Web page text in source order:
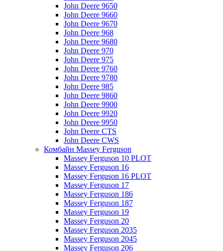
John Deere 9650
John Deere 9660
John Deere 9670
John Deere 968
John Deere 9680
John Deere 970
John Deere 975
John Deere 9760
John Deere 9780
John Deere 985
John Deere 9860
John Deere 9900
John Deere 9920
John Deere 9950
John Deere CTS
John Deere CWS
Комбайн Massey Ferguson
Massey Ferguson 10 PLOT
Massey Ferguson 16
Massey Ferguson 16 PLOT
Massey Ferguson 17
Massey Ferguson 186
Massey Ferguson 187
Massey Ferguson 19
Massey Ferguson 20
Massey Ferguson 2035
Massey Ferguson 2045
Massey Ferguson 206